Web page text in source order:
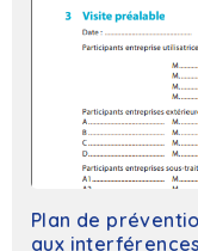
Plan de
aux